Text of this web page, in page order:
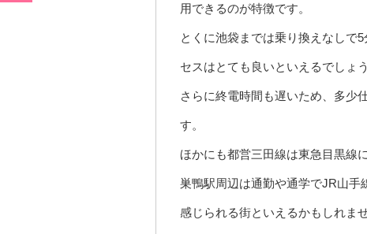
用できるのが特徴です。
とくに池袋までは乗り換えなしで
セスはとても良いといえるでしょう
さらに終電時間も遅いため、多少
す。
ほかにも都営三田線は東急目黒線
巣鴨駅周辺は通勤や通学でJR山手
感じられる街といえるかもしれませ